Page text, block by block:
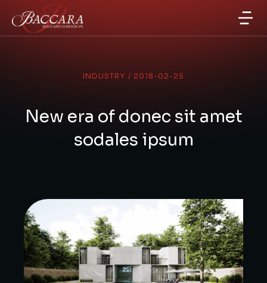
INDUSTRY / 2018-02-25
New era of donec sit amet
sodales ipsum